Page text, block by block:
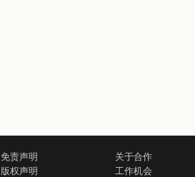
免责声明
版权声明
关于合作
工作机会